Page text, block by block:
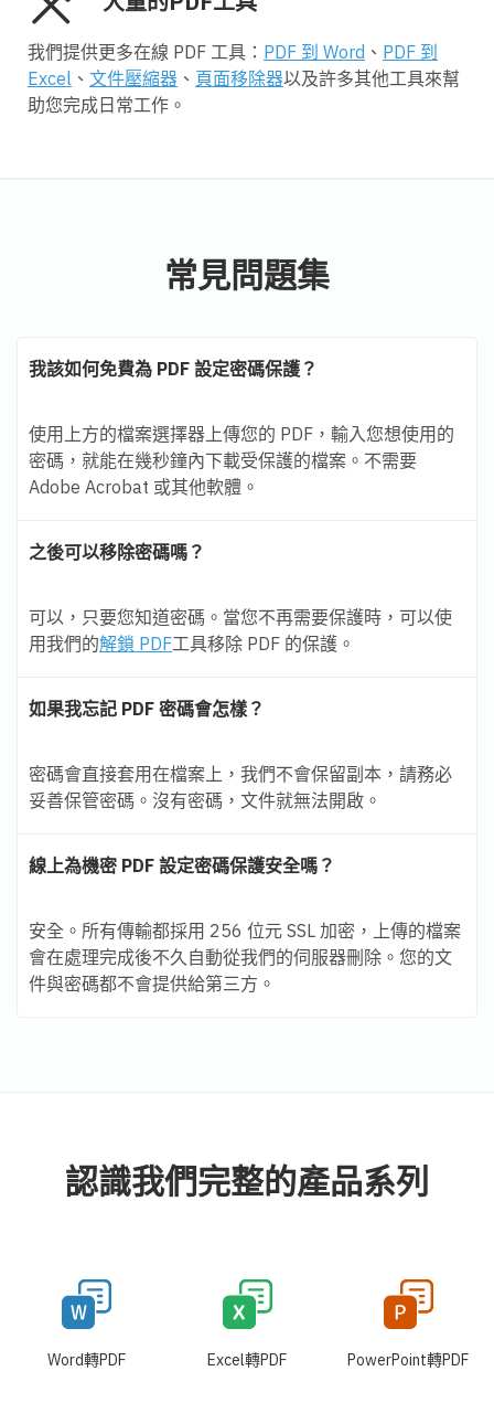
我們提供更多在線 PDF 工具： PDF 到 Word 、 PDF 到
Excel 、 文件壓縮器 、 頁面移除器以及許多其他工具來幫
助您完成日常工作。
常見問題集
我該如何免費為 PDF 設定密碼保護？
使用上方的檔案選擇器上傳您的 PDF，輸入您想使用的
密碼，就能在幾秒鐘內下載受保護的檔案。不需要
Adobe Acrobat 或其他軟體。
之後可以移除密碼嗎？
可以，只要您知道密碼。當您不再需要保護時，可以使
用我們的解鎖 PDF工具移除 PDF 的保護。
如果我忘記 PDF 密碼會怎樣？
密碼會直接套用在檔案上，我們不會保留副本，請務必
妥善保管密碼。沒有密碼，文件就無法開啟。
線上為機密 PDF 設定密碼保護安全嗎？
安全。所有傳輸都採用 256 位元 SSL 加密，上傳的檔案
會在處理完成後不久自動從我們的伺服器刪除。您的文
件與密碼都不會提供給第三方。
認識我們完整的產品系列
Word轉PDF Excel轉PDF PowerPoint轉PDF